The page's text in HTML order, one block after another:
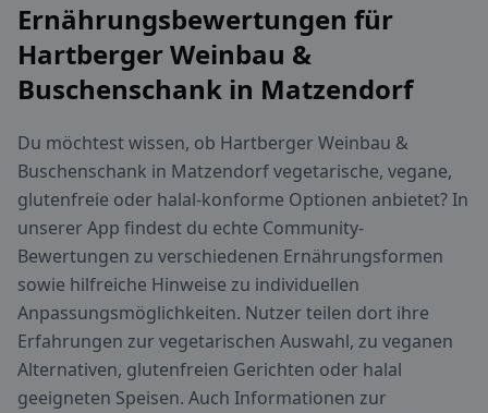
Ernährungsbewertungen für
Hartberger Weinbau &
Buschenschank in Matzendorf
Du möchtest wissen, ob Hartberger Weinbau &
Buschenschank in Matzendorf vegetarische, vegane,
glutenfreie oder halal-konforme Optionen anbietet? In
unserer App findest du echte Community-
Bewertungen zu verschiedenen Ernährungsformen
sowie hilfreiche Hinweise zu individuellen
Anpassungsmöglichkeiten. Nutzer teilen dort ihre
Erfahrungen zur vegetarischen Auswahl, zu veganen
Alternativen, glutenfreien Gerichten oder halal
geeigneten Speisen. Auch Informationen zur